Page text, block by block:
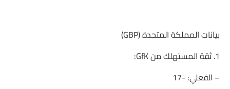
بيانات المملكة المتحدة (GBP)
1. ثقة المستهلك من GfK:
– الفعلي: -17